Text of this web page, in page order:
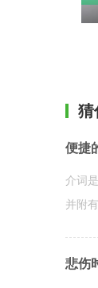
猜
便捷
介词
并附
悲伤